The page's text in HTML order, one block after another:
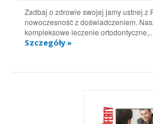
Zadbaj o zdrowie swojej jamy ustnej z
nowoczesność z doświadczeniem.
kompleksowe leczenie ortodontyczne,...
Szczegóły »